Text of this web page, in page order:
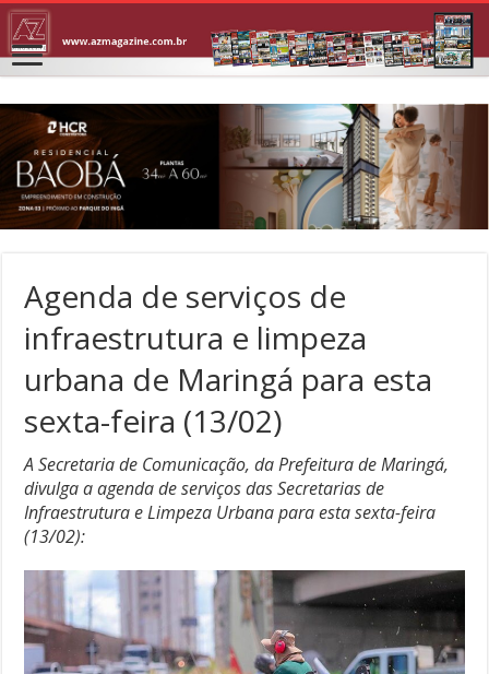
Agenda de serviços de
infraestrutura e limpeza
urbana de Maringá para esta
sexta-feira (13/02)
A Secretaria de Comunicação, da Prefeitura de Maringá,
divulga a agenda de serviços das Secretarias de
Infraestrutura e Limpeza Urbana para esta sexta-feira
(13/02):